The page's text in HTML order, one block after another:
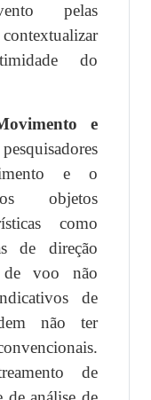
pelas
do
e
e o
objetos
como
de direção
de voo não
de
não ter
de